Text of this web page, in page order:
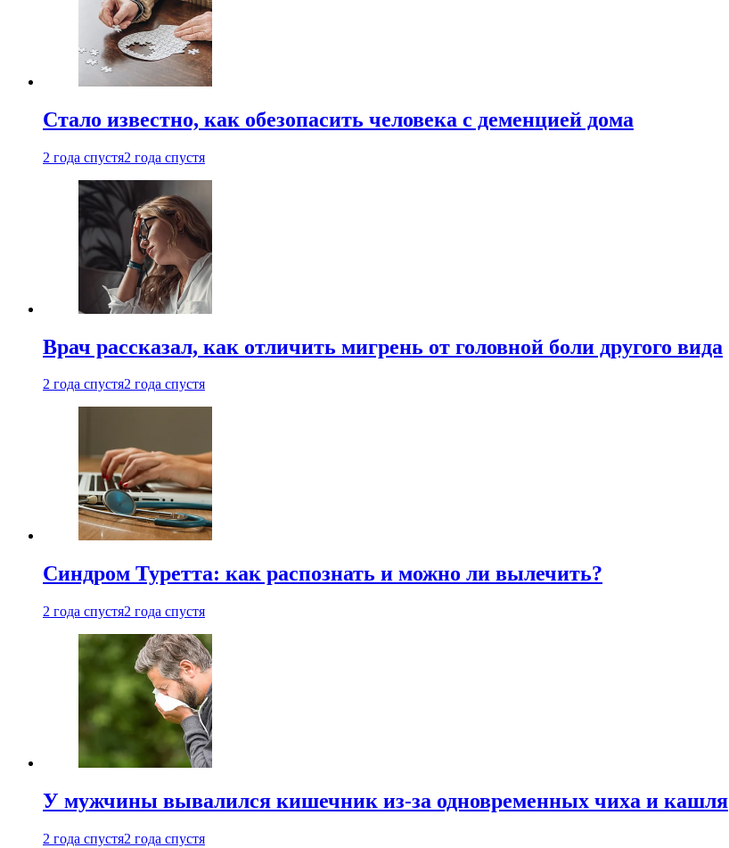
Стало известно, как обезопасить человека с деменцией дома
2 года спустя2 года спустя
Врач рассказал, как отличить мигрень от головной боли другого вида
2 года спустя2 года спустя
Синдром Туретта: как распознать и можно ли вылечить?
2 года спустя2 года спустя
У мужчины вывалился кишечник из-за одновременных чиха и кашля
2 года спустя2 года спустя